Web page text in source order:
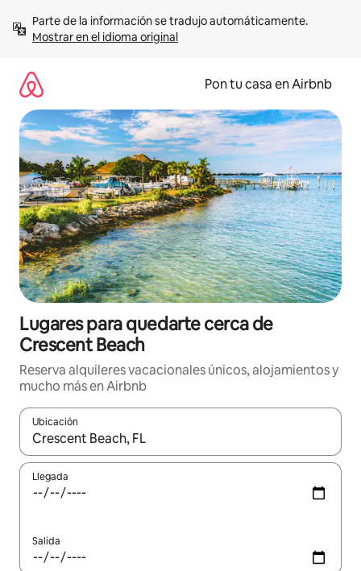
contenidoMostrar en el idioma original
Pon tu casa en Airbnb
Lugares para quedarte cerca de
Crescent Beach
Reserva alquileres vacacionales únicos, alojamientos y
mucho más en Airbnb
Ubicación
Cuando los resultados estén disponibles, navega con las
Llegada
Salida